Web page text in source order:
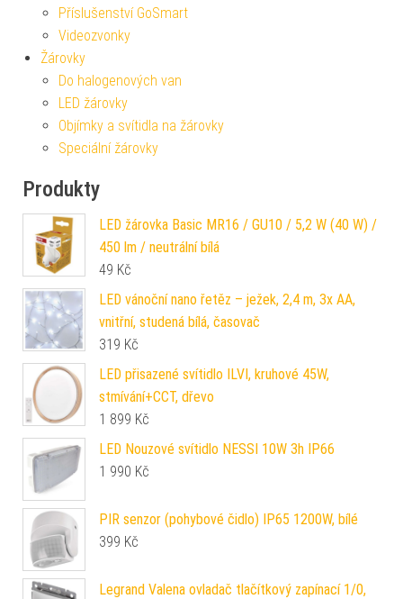
Příslušenství GoSmart
Videozvonky
Žárovky
Do halogenových van
LED žárovky
Objímky a svítidla na žárovky
Speciální žárovky
Produkty
LED žárovka Basic MR16 / GU10 / 5,2 W (40 W) /
450 lm / neutrální bílá
49 Kč
LED vánoční nano řetěz – ježek, 2,4 m, 3x AA,
vnitřní, studená bílá, časovač
319 Kč
LED přisazené svítidlo ILVI, kruhové 45W,
stmívání+CCT, dřevo
1 899 Kč
LED Nouzové svítidlo NESSI 10W 3h IP66
1 990 Kč
PIR senzor (pohybové čidlo) IP65 1200W, bílé
399 Kč
Legrand Valena ovladač tlačítkový zapínací 1/0,